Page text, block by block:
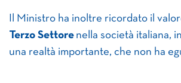
Il Ministro ha inoltre ricordato il
Terzo Settore nella società italiana,
una realtà importante, che non ha